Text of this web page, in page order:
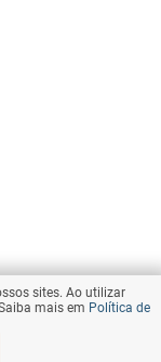
sites. Ao utilizar
mais em Política de